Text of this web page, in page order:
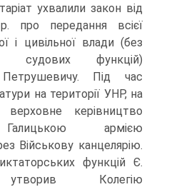
ухвалили закон від
про передання всієї
і цивільної влади (без
судових функцій)
Під час
на території УНР, на
керівництво
армією
Військову канцелярію.
функцій Є.
Колегію